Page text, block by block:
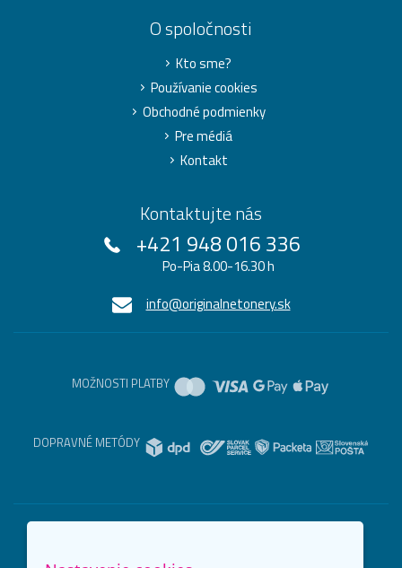
O spoločnosti
Kto sme?
Používanie cookies
Obchodné podmienky
Pre médiá
Kontakt
Kontaktujte nás
+421 948 016 336
Po-Pia 8.00-16.30 h
info@originalnetonery.sk
MOŽNOSTI PLATBY
DOPRAVNÉ METÓDY